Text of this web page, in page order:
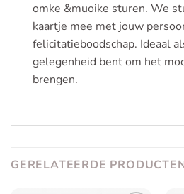
omke &muoike sturen. We
kaartje mee met jouw
felicitatieboodschap. Ideaal
gelegenheid bent om het
brengen.
GERELATEERDE